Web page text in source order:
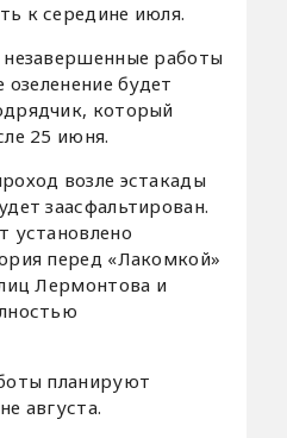
к середине июля.
работы
будет
который
25 июня.
возле эстакады
заасфальтирован.
установлено
перед «Лакомкой»
Лермонтова и
планируют
августа.